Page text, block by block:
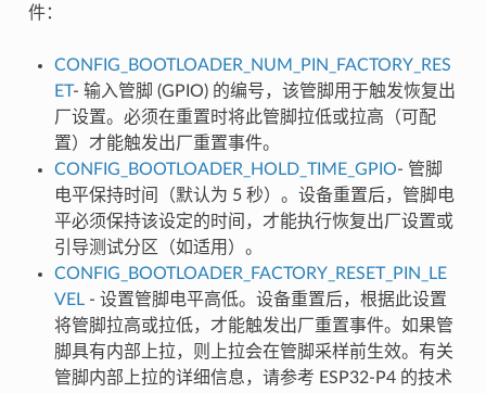
件：
CONFIG_BOOTLOADER_NUM_PIN_FACTORY_RES
ET- 输入管脚 (GPIO) 的编号，该管脚用于触发恢复出
厂设置。必须在重置时将此管脚拉低或拉高（可配
置）才能触发出厂重置事件。
CONFIG_BOOTLOADER_HOLD_TIME_GPIO- 管脚
电平保持时间（默认为 5 秒）。设备重置后，管脚电
平必须保持该设定的时间，才能执行恢复出厂设置或
引导测试分区（如适用）。
CONFIG_BOOTLOADER_FACTORY_RESET_PIN_LE
VEL- 设置管脚电平高低。设备重置后，根据此设置
将管脚拉高或拉低，才能触发出厂重置事件。如果管
脚具有内部上拉，则上拉会在管脚采样前生效。有关
管脚内部上拉的详细信息，请参考 ESP32-P4 的技术